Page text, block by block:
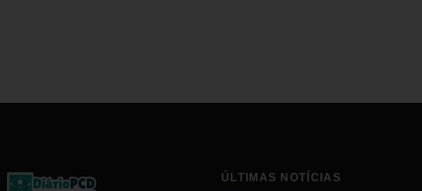
ÚLTIMAS NOTÍCIAS